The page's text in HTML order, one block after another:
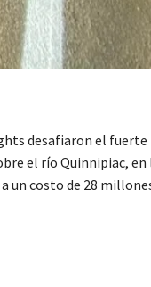
desafiaron el
el río Quinnipiac, en
un costo de 28